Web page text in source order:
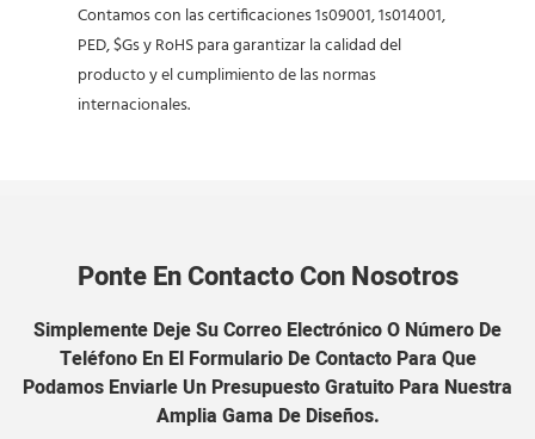
Contamos con las certificaciones 1s09001, 1s014001,
PED, $Gs y RoHS para garantizar la calidad del
producto y el cumplimiento de las normas
internacionales.
Ponte En Contacto Con Nosotros
Simplemente Deje Su Correo Electrónico O Número De
Teléfono En El Formulario De Contacto Para Que
Podamos Enviarle Un Presupuesto Gratuito Para Nuestra
Amplia Gama De Diseños.